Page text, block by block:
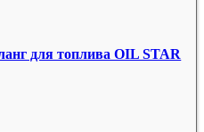
для топлива OIL STAR